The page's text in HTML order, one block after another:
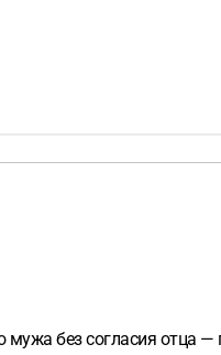
мужа без согласия отца